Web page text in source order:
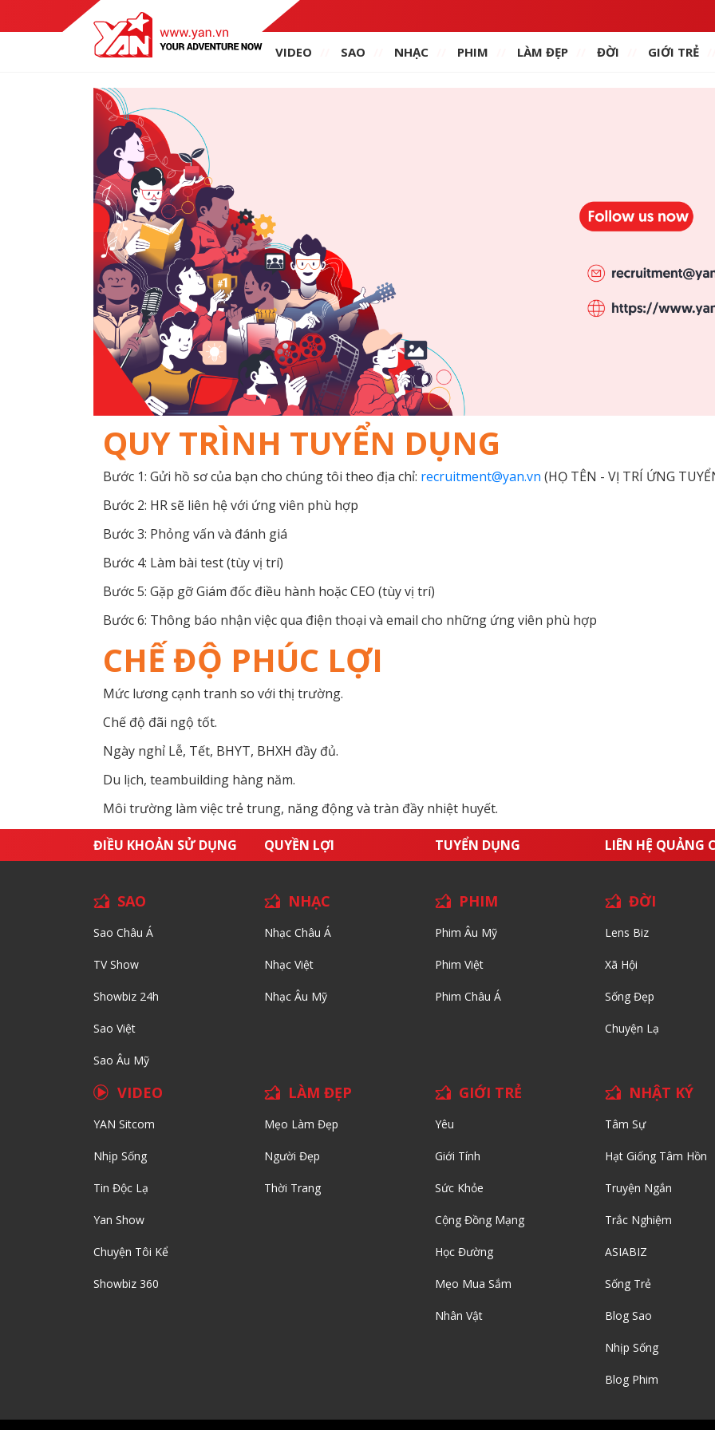
VIDEO SAO NHẠC PHIM LÀM ĐẸP ĐỜI GIỚI TRẺ
QUY TRÌNH TUYỂN DỤNG
Bước 1: Gửi hồ sơ của bạn cho chúng tôi theo địa chỉ: recruitment@yan.vn (HỌ TÊN - VỊ TRÍ ỨNG
Bước 2: HR sẽ liên hệ với ứng viên phù hợp
Bước 3: Phỏng vấn và đánh giá
Bước 4: Làm bài test (tùy vị trí)
Bước 5: Gặp gỡ Giám đốc điều hành hoặc CEO (tùy vị trí)
Bước 6: Thông báo nhận việc qua điện thoại và email cho những ứng viên phù hợp
CHẾ ĐỘ PHÚC LỢI
Mức lương cạnh tranh so với thị trường.
Chế độ đãi ngộ tốt.
Ngày nghỉ Lễ, Tết, BHYT, BHXH đầy đủ.
Du lịch, teambuilding hàng năm.
Môi trường làm việc trẻ trung, năng động và tràn đầy nhiệt huyết.
ĐIỀU KHOẢN SỬ DỤNG QUYỀN LỢI TUYỂN DỤNG LIÊN HỆ QUẢNG
SAO
Sao Châu Á
TV Show
Showbiz 24h
Sao Việt
Sao Âu Mỹ
NHẠC
Nhạc Châu Á
Nhạc Việt
Nhạc Âu Mỹ
PHIM
Phim Âu Mỹ
Phim Việt
Phim Châu Á
ĐỜI
Lens Biz
Xã Hội
Sống Đẹp
Chuyện Lạ
VIDEO
YAN Sitcom
Nhịp Sống
Tin Độc Lạ
Yan Show
Chuyện Tôi Kể
Showbiz 360
LÀM ĐẸP
Mẹo Làm Đẹp
Người Đẹp
Thời Trang
GIỚI TRẺ
Yêu
Giới Tính
Sức Khỏe
Cộng Đồng Mạng
Học Đường
Mẹo Mua Sắm
Nhân Vật
NHẬT KÝ
Tâm Sự
Hạt Giống Tâm Hồn
Truyện Ngắn
Trắc Nghiệm
ASIABIZ
Sống Trẻ
Blog Sao
Nhịp Sống
Blog Phim